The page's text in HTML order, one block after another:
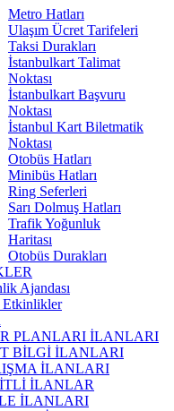
Metro Hatları
Ulaşım Ücret Tarifeleri
Taksi Durakları
İstanbulkart Talimat
Noktası
İstanbulkart Başvuru
Noktası
İstanbul Kart Biletmatik
Noktası
Otobüs Hatları
Minibüs Hatları
Ring Seferleri
Sarı Dolmuş Hatları
Trafik Yoğunluk
Haritası
Otobüs Durakları
Ajandası
Etkinlikler
PLANLARI İLANLARI
BİLGİ İLANLARI
İLANLARI
İLANLAR
İLANLARI